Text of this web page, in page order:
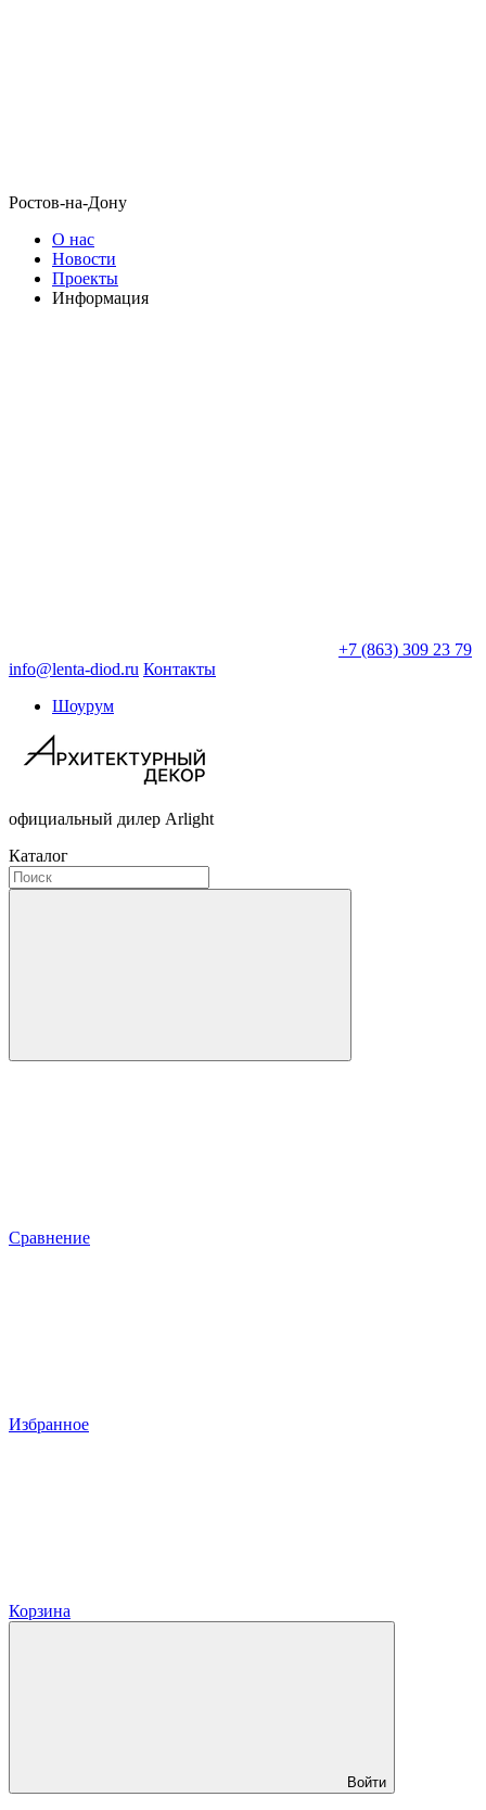
Ростов-на-Дону
О нас
Новости
Проекты
Информация
+7 (863) 309 23 79
info@lenta-diod.ru Контакты
Шоурум
официальный дилер Arlight
Каталог
Сравнение
Избранное
Корзина
Войти